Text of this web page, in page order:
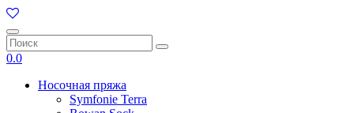
0.0
Носочная пряжа
Symfonie Terra